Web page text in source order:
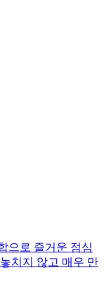
으로 즐거운 점심
치지 않고 매우 만